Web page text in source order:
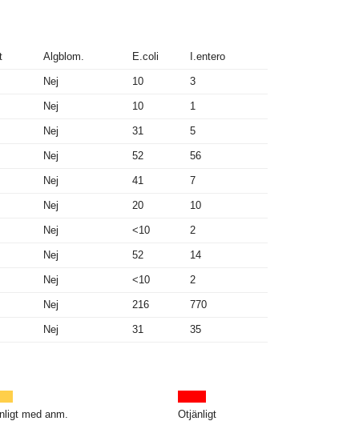
Algblom. E.coli I.entero
Nej 10 3
Nej 10 1
Nej 31 5
Nej 52 56
Nej 41 7
Nej 20 10
Nej <10 2
Nej 52 14
Nej <10 2
Nej 216 770
Nej 31 35
med anm. Otjänligt